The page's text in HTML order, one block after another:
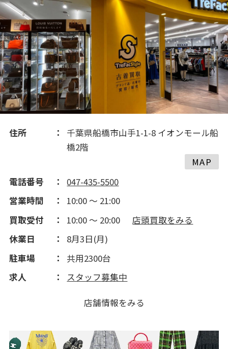
住所
千葉県船橋市山手1-1-8 イオンモール船
橋2階
MAP
電話番号
047-435-5500
営業時間
10:00 ～ 21:00
買取受付
10:00 ～ 20:00
店頭買取をみる
休業日
8月3日(月)
駐車場
共用2300台
求人
スタッフ募集中
店舗情報をみる